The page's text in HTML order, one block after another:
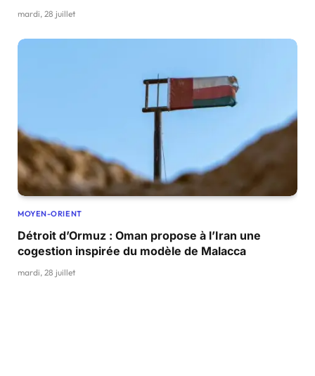
mardi, 28 juillet
MOYEN-ORIENT
Détroit d’Ormuz : Oman propose à l’Iran une
cogestion inspirée du modèle de Malacca
mardi, 28 juillet